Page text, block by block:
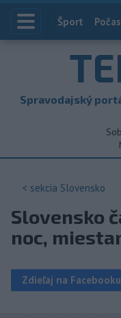
Index
Šport
Spravodajský
< sekcia Slovensko
Slovensko
noc,
Zdieľaj na Facebooku